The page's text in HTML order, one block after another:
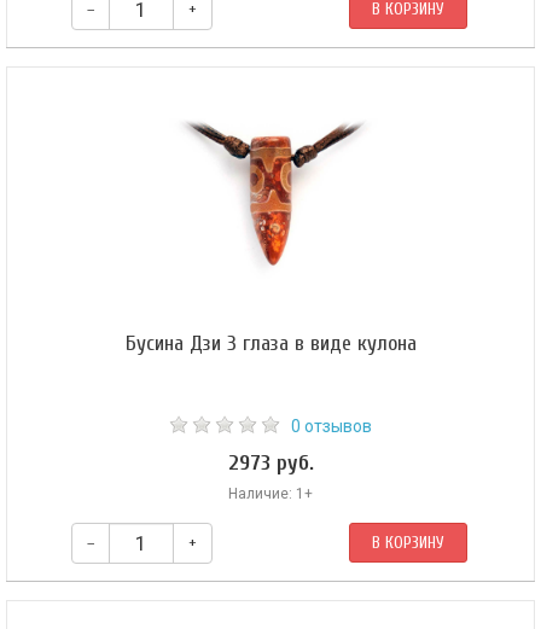
– + В КОРЗИНУ
В центре амулета — бусина Пи Яо из цельного серебра, ее поддерживает
Бусина Дзи 3 глаза в виде кулона
0 отзывов
2973 руб.
Наличие: 1+
– + В КОРЗИНУ
В центре амулета — бусина Дзи 3 глаза. Амулет собран на прочном